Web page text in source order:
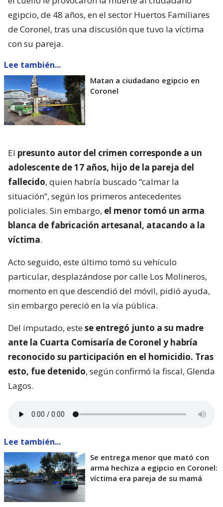
egipcio, de 48 años, en el sector Huertos Familiares
de Coronel, tras una discusión que tuvo la víctima
con su pareja.
Lee también...
Matan a ciudadano egipcio en
Coronel
El presunto autor del crimen corresponde a un
adolescente de 17 años, hijo de la pareja del
fallecido, quien habría buscado “calmar la
situación”, según los primeros antecedentes
policiales. Sin embargo, el menor tomó un arma
blanca de fabricación artesanal, atacando a la
víctima.
Acto seguido, este último tomó su vehículo
particular, desplazándose por calle Los Molineros,
momento en que descendió del móvil, pidió ayuda,
sin embargo pereció en la vía pública.
Del imputado, estese entregó junto a su madre
ante la Cuarta Comisaría de Coronel y habría
reconocido su participación en el homicidio. Tras
esto, fue detenido, según confirmó la fiscal, Glenda
Lagos.
Lee también...
Se entrega menor que mató con
arma hechiza a egipcio en Coronel:
víctima era pareja de su mamá